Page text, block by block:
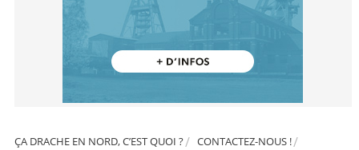
ÇA DRACHE EN NORD, C’EST QUOI ?
CONTACTEZ-NOUS !